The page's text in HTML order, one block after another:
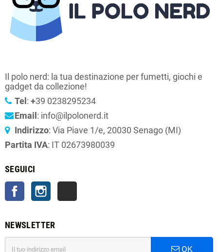
Il polo nerd: la tua destinazione per fumetti, giochi e
gadget da collezione!
Tel : +39 0238295234
Email : info@ilpolonerd.it
Indirizzo: Via Piave 1/e, 20030 Senago (MI)
Partita IVA: IT 02673980039
SEGUICI
FacebookInstagram
NEWSLETTER
OK